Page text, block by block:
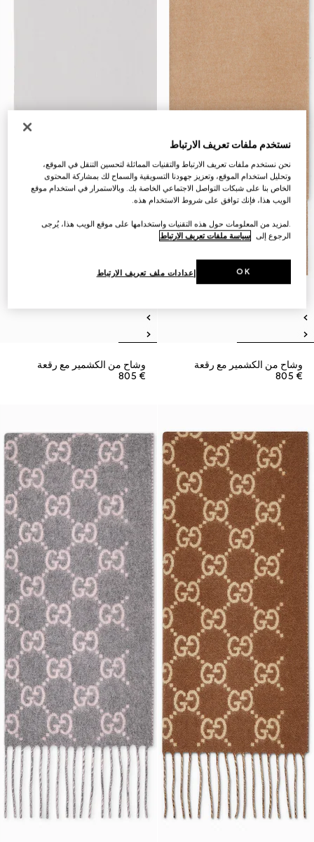
وشاح من الكشمير مع رقعة
€ 805
وشاح من الكشمير مع رقعة
€ 805
نستخدم ملفات تعريف الارتباط
نحن نستخدم ملفات تعريف الارتباط والتقنيات المماثلة لتحسين التنقل في الموقع،
وتحليل استخدام الموقع، وتعزيز جهودنا التسويقية والسماح لك بمشاركة المحتوى
الخاص بنا على شبكات التواصل الاجتماعي الخاصة بك. وبالاستمرار في استخدام موقع
الويب هذا، فإنك توافق على شروط الاستخدام هذه.
.لمزيد من المعلومات حول هذه التقنيات واستخدامها على موقع الويب هذا، يُرجى
الرجوع إلى سياسة ملفات تعريف الارتباط
إعدادات ملف تعريف الارتباط OK